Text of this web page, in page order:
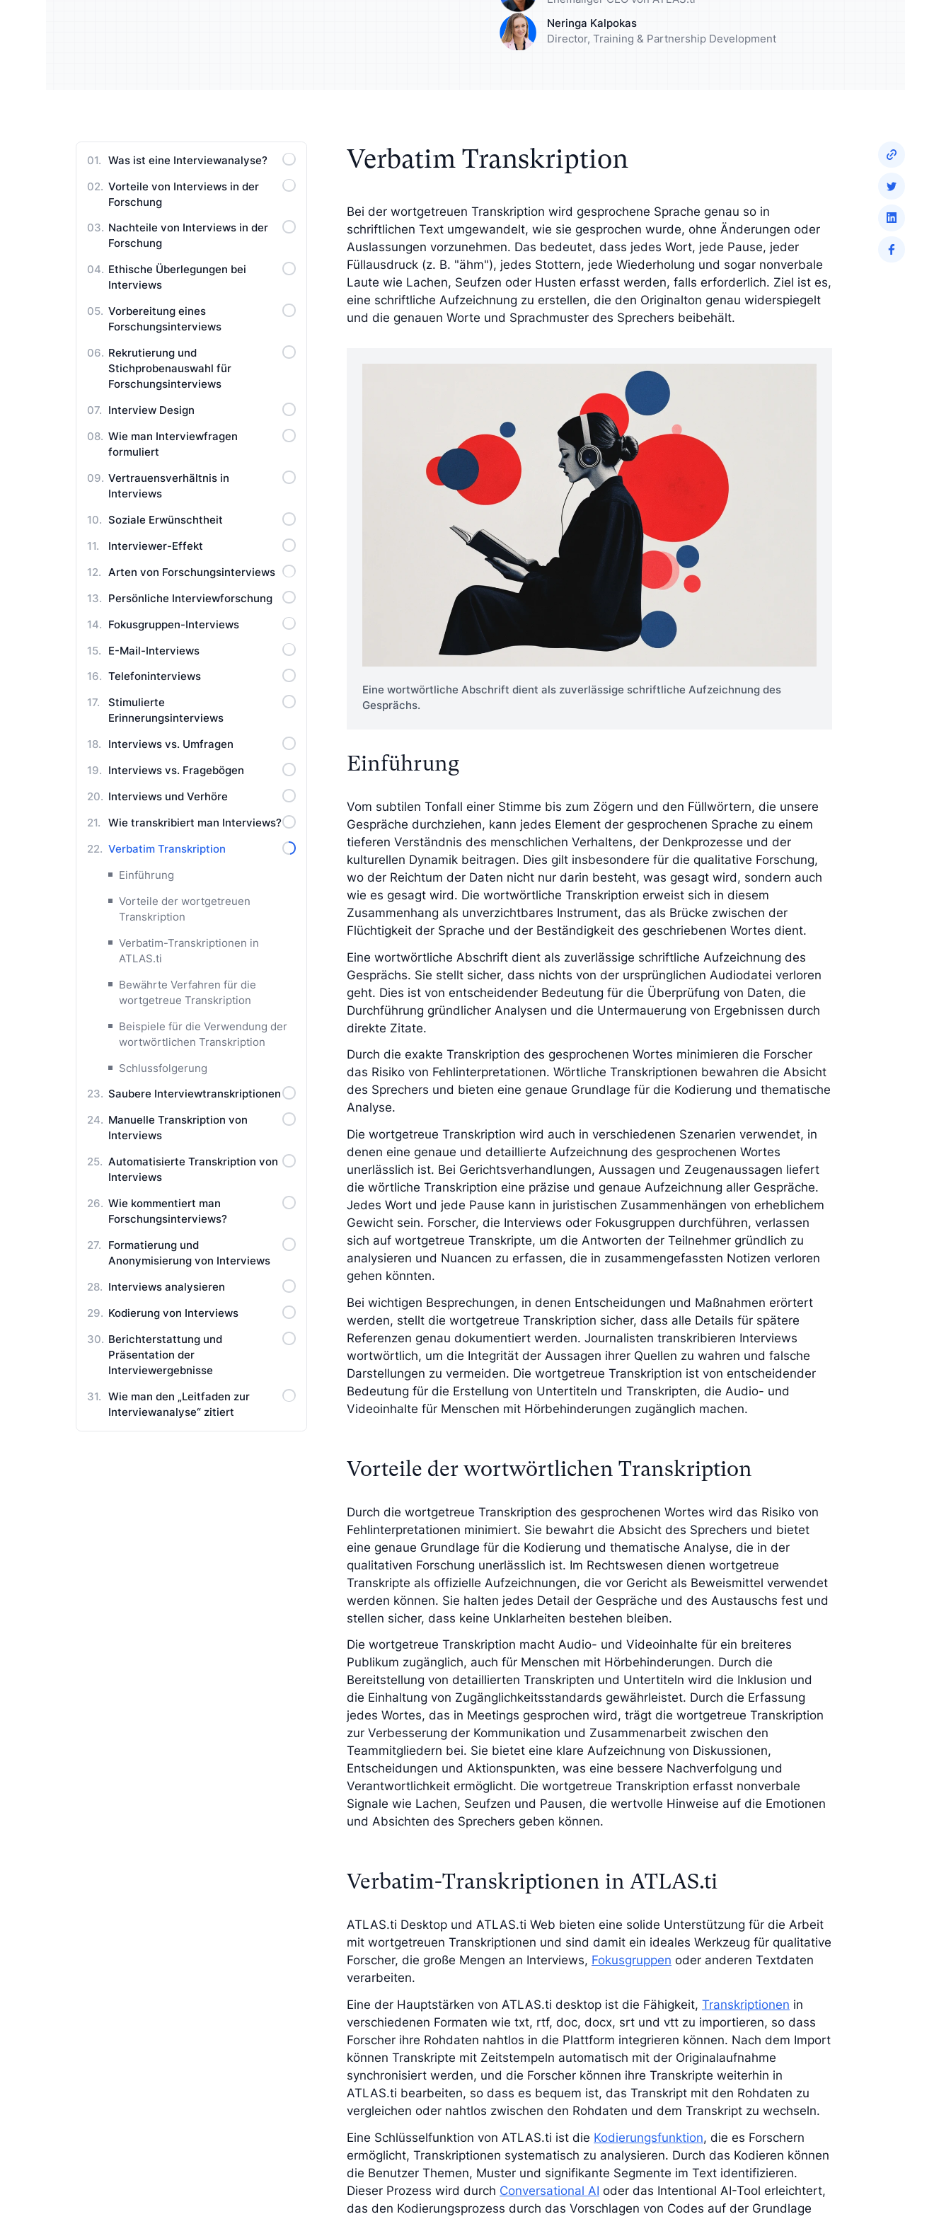
Lernen Sie Ihre Zielgruppe
besser kennen
qualitativen Insights an
Neringa Kalpokas
Director, Training & Partnership Development
Was ist eine Interviewanalyse?
Vorteile von Interviews in der
Forschung
Nachteile von Interviews in der
Forschung
Ethische Überlegungen bei
Interviews
Vorbereitung eines
Forschungsinterviews
Rekrutierung und
Stichprobenauswahl für
Forschungsinterviews
Interview Design
Wie man Interviewfragen
formuliert
Vertrauensverhältnis in
Interviews
Soziale Erwünschtheit
Interviewer-Effekt
Arten von Forschungsinterviews
Persönliche Interviewforschung
Fokusgruppen-Interviews
E-Mail-Interviews
Telefoninterviews
Stimulierte
Erinnerungsinterviews
Interviews vs. Umfragen
Interviews vs. Fragebögen
Interviews und Verhöre
Wie transkribiert man Interviews?
Verbatim Transkription
Einführung
Vorteile der wortgetreuen
Transkription
Verbatim-Transkriptionen in
ATLAS.ti
Bewährte Verfahren für die
wortgetreue Transkription
Beispiele für die Verwendung der
wortwörtlichen Transkription
Schlussfolgerung
Saubere Interviewtranskriptionen
Manuelle Transkription von
Interviews
Automatisierte Transkription von
Interviews
Wie kommentiert man
Forschungsinterviews?
Formatierung und
Anonymisierung von Interviews
Interviews analysieren
Kodierung von Interviews
Berichterstattung und
Präsentation der
Interviewergebnisse
Wie man den „Leitfaden zur
Interviewanalyse“ zitiert
Verbatim Transkription
Bei der wortgetreuen Transkription wird gesprochene Sprache genau so in
schriftlichen Text umgewandelt, wie sie gesprochen wurde, ohne Änderungen oder
Auslassungen vorzunehmen. Das bedeutet, dass jedes Wort, jede Pause, jeder
Füllausdruck (z. B. "ähm"), jedes Stottern, jede Wiederholung und sogar nonverbale
Laute wie Lachen, Seufzen oder Husten erfasst werden, falls erforderlich. Ziel ist es,
eine schriftliche Aufzeichnung zu erstellen, die den Originalton genau widerspiegelt
und die genauen Worte und Sprachmuster des Sprechers beibehält.
Eine wortwörtliche Abschrift dient als zuverlässige schriftliche Aufzeichnung des
Gesprächs.
Einführung
Vom subtilen Tonfall einer Stimme bis zum Zögern und den Füllwörtern, die unsere
Gespräche durchziehen, kann jedes Element der gesprochenen Sprache zu einem
tieferen Verständnis des menschlichen Verhaltens, der Denkprozesse und der
kulturellen Dynamik beitragen. Dies gilt insbesondere für die qualitative Forschung,
wo der Reichtum der Daten nicht nur darin besteht, was gesagt wird, sondern auch
wie es gesagt wird. Die wortwörtliche Transkription erweist sich in diesem
Zusammenhang als unverzichtbares Instrument, das als Brücke zwischen der
Flüchtigkeit der Sprache und der Beständigkeit des geschriebenen Wortes dient.
Eine wortwörtliche Abschrift dient als zuverlässige schriftliche Aufzeichnung des
Gesprächs. Sie stellt sicher, dass nichts von der ursprünglichen Audiodatei verloren
geht. Dies ist von entscheidender Bedeutung für die Überprüfung von Daten, die
Durchführung gründlicher Analysen und die Untermauerung von Ergebnissen durch
direkte Zitate.
Durch die exakte Transkription des gesprochenen Wortes minimieren die Forscher
das Risiko von Fehlinterpretationen. Wörtliche Transkriptionen bewahren die Absicht
des Sprechers und bieten eine genaue Grundlage für die Kodierung und thematische
Analyse.
Die wortgetreue Transkription wird auch in verschiedenen Szenarien verwendet, in
denen eine genaue und detaillierte Aufzeichnung des gesprochenen Wortes
unerlässlich ist. Bei Gerichtsverhandlungen, Aussagen und Zeugenaussagen liefert
die wörtliche Transkription eine präzise und genaue Aufzeichnung aller Gespräche.
Jedes Wort und jede Pause kann in juristischen Zusammenhängen von erheblichem
Gewicht sein. Forscher, die Interviews oder Fokusgruppen durchführen, verlassen
sich auf wortgetreue Transkripte, um die Antworten der Teilnehmer gründlich zu
analysieren und Nuancen zu erfassen, die in zusammengefassten Notizen verloren
gehen könnten.
Bei wichtigen Besprechungen, in denen Entscheidungen und Maßnahmen erörtert
werden, stellt die wortgetreue Transkription sicher, dass alle Details für spätere
Referenzen genau dokumentiert werden. Journalisten transkribieren Interviews
wortwörtlich, um die Integrität der Aussagen ihrer Quellen zu wahren und falsche
Darstellungen zu vermeiden. Die wortgetreue Transkription ist von entscheidender
Bedeutung für die Erstellung von Untertiteln und Transkripten, die Audio- und
Videoinhalte für Menschen mit Hörbehinderungen zugänglich machen.
Vorteile der wortwörtlichen Transkription
Durch die wortgetreue Transkription des gesprochenen Wortes wird das Risiko von
Fehlinterpretationen minimiert. Sie bewahrt die Absicht des Sprechers und bietet
eine genaue Grundlage für die Kodierung und thematische Analyse, die in der
qualitativen Forschung unerlässlich ist. Im Rechtswesen dienen wortgetreue
Transkripte als offizielle Aufzeichnungen, die vor Gericht als Beweismittel verwendet
werden können. Sie halten jedes Detail der Gespräche und des Austauschs fest und
stellen sicher, dass keine Unklarheiten bestehen bleiben.
Die wortgetreue Transkription macht Audio- und Videoinhalte für ein breiteres
Publikum zugänglich, auch für Menschen mit Hörbehinderungen. Durch die
Bereitstellung von detaillierten Transkripten und Untertiteln wird die Inklusion und
die Einhaltung von Zugänglichkeitsstandards gewährleistet. Durch die Erfassung
jedes Wortes, das in Meetings gesprochen wird, trägt die wortgetreue Transkription
zur Verbesserung der Kommunikation und Zusammenarbeit zwischen den
Teammitgliedern bei. Sie bietet eine klare Aufzeichnung von Diskussionen,
Entscheidungen und Aktionspunkten, was eine bessere Nachverfolgung und
Verantwortlichkeit ermöglicht. Die wortgetreue Transkription erfasst nonverbale
Signale wie Lachen, Seufzen und Pausen, die wertvolle Hinweise auf die Emotionen
und Absichten des Sprechers geben können.
Verbatim-Transkriptionen in ATLAS.ti
ATLAS.ti Desktop und ATLAS.ti Web bieten eine solide Unterstützung für die Arbeit
mit wortgetreuen Transkriptionen und sind damit ein ideales Werkzeug für qualitative
Forscher, die große Mengen an Interviews, Fokusgruppen oder anderen Textdaten
verarbeiten.
Eine der Hauptstärken von ATLAS.ti desktop ist die Fähigkeit, Transkriptionen in
verschiedenen Formaten wie txt, rtf, doc, docx, srt und vtt zu importieren, so dass
Forscher ihre Rohdaten nahtlos in die Plattform integrieren können. Nach dem Import
können Transkripte mit Zeitstempeln automatisch mit der Originalaufnahme
synchronisiert werden, und die Forscher können ihre Transkripte weiterhin in
ATLAS.ti bearbeiten, so dass es bequem ist, das Transkript mit den Rohdaten zu
vergleichen oder nahtlos zwischen den Rohdaten und dem Transkript zu wechseln.
Eine Schlüsselfunktion von ATLAS.ti ist die Kodierungsfunktion, die es Forschern
ermöglicht, Transkriptionen systematisch zu analysieren. Durch das Kodieren können
die Benutzer Themen, Muster und signifikante Segmente im Text identifizieren.
Dieser Prozess wird durch Conversational AI oder das Intentional AI-Tool erleichtert,
das den Kodierungsprozess durch das Vorschlagen von Codes auf der Grundlage